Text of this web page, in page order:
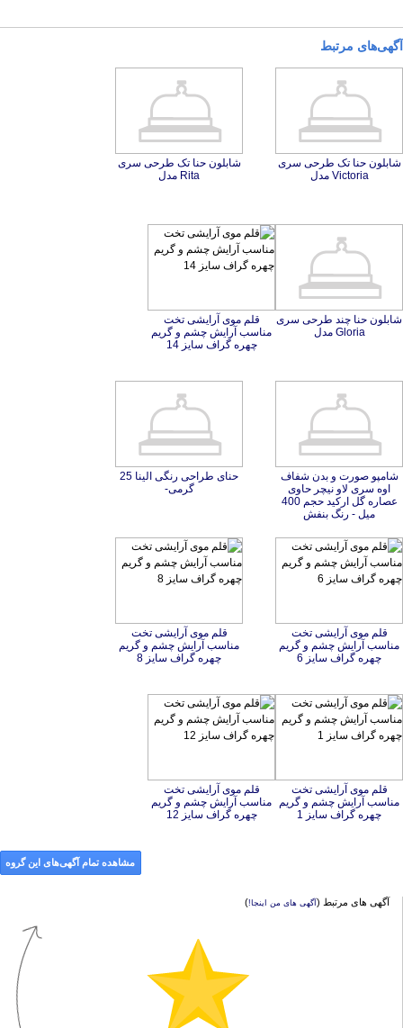
آگهی‌های مرتبط
شابلون حنا تک طرحی سری
Victoria مدل
شابلون حنا تک طرحی سری
Rita مدل
شابلون حنا چند طرحی سری
Gloria مدل
قلم موی آرایشی تخت
مناسب آرایش چشم و گریم
چهره گراف سایز 14
شامپو صورت و بدن شفاف
اوه سری لاو نیچر حاوی
عصاره گل ارکید حجم 400
میل - رنگ بنفش
حنای طراحی رنگی الینا 25
گرمی-
قلم موی آرایشی تخت
مناسب آرایش چشم و گریم
چهره گراف سایز 6
قلم موی آرایشی تخت
مناسب آرایش چشم و گریم
چهره گراف سایز 8
قلم موی آرایشی تخت
مناسب آرایش چشم و گریم
چهره گراف سایز 1
قلم موی آرایشی تخت
مناسب آرایش چشم و گریم
چهره گراف سایز 12
مشاهده تمام آگهی‌های این گروه
آگهی های مرتبط (آگهی های من اینجا!)